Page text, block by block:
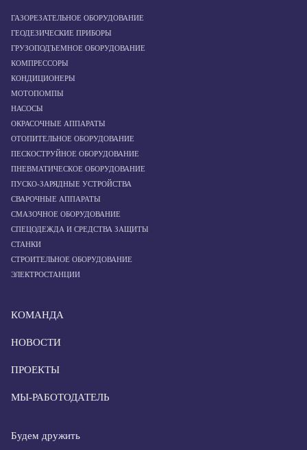
ГАЗОРЕЗАТЕЛЬНОЕ ОБОРУДОВАНИЕ
ГЕОДЕЗИЧЕСКИЕ ПРИБОРЫ
ГРУЗОПОДЪЕМНОЕ ОБОРУДОВАНИЕ
КОМПРЕССОРЫ
КОНДИЦИОНЕРЫ
МОТОПОМПЫ
НАСОСЫ
ОКРАСОЧНЫЕ АППАРАТЫ
ОТОПИТЕЛЬНОЕ ОБОРУДОВАНИЕ
ПЕСКОСТРУЙНОЕ ОБОРУДОВАНИЕ
ПНЕВМАТИЧЕСКОЕ ОБОРУДОВАНИЕ
ПУСКО-ЗАРЯДНЫЕ УСТРОЙСТВА
СВАРОЧНЫЕ АППАРАТЫ
СМАЗОЧНОЕ ОБОРУДОВАНИЕ
СПЕЦОДЕЖДА И СРЕДСТВА ЗАЩИТЫ
СТАНКИ
СТРОИТЕЛЬНОЕ ОБОРУДОВАНИЕ
ЭЛЕКТРОСТАНЦИИ
КОМАНДА
НОВОСТИ
ПРОЕКТЫ
МЫ-РАБОТОДАТЕЛЬ
Будем дружить